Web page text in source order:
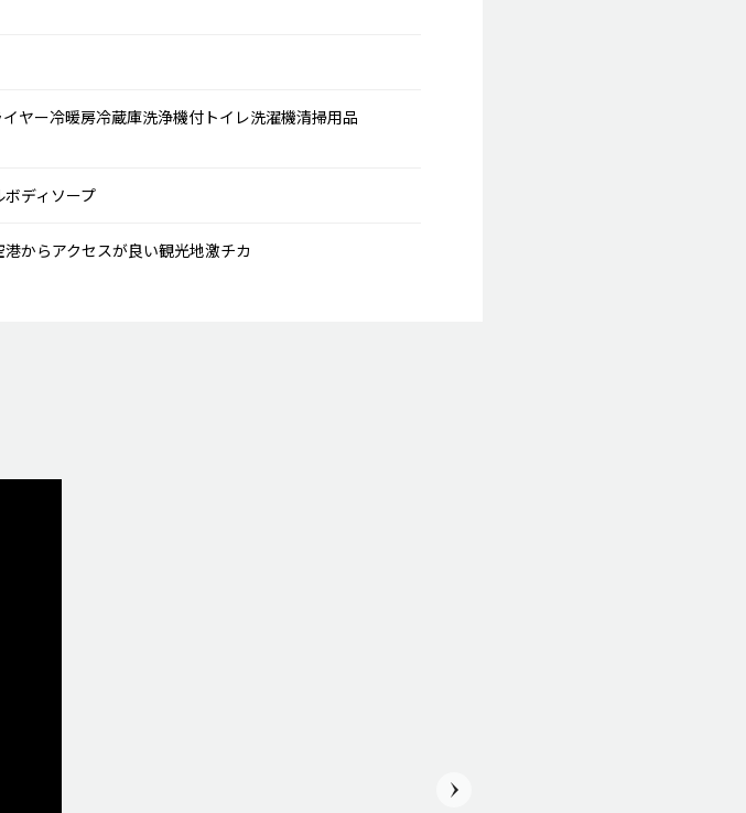
ヤー冷暖房冷蔵庫洗浄機付トイレ洗濯機清掃用品
ボディソープ
港からアクセスが良い観光地激チカ